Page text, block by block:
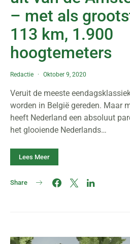
– met als
113 km, 1.900
hoogtemeters
Redactie Oktober 9, 2020
Veruit de meeste
worden in België gereden. Maar
heeft Nederland een absoluut
het glooiende Nederlands…
Lees Meer
Share